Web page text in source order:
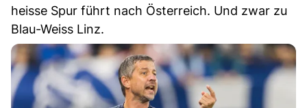
heisse Spur führt nach Österreich. Und zwar zu
Blau-Weiss Linz.